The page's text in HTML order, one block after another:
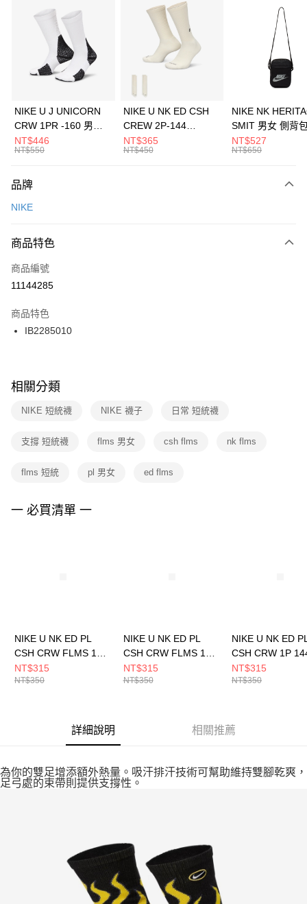
3 期 0 利率 每期 21家銀行
合作金庫商業銀行
第一商業銀行
華南商業銀行
彰化商業銀行
上海商業儲蓄銀行
元大商業銀行
台灣樂天信用卡公司
Apple Pay
全盈+PAY
AFTEE先享後付
【關於「AFTEE先享後付」】
便利好安心！
３．安心：先確認商品／服務後，再付款。
【「AFTEE先享後付」結帳流程】
１．於結帳方式選擇「AFTEE先享後付」後，將跳轉至「AFTEE先享後付」
２．訂單成立數日內，您將收到繳費通知簡訊。
３．收到繳費通知簡訊後14天內，點擊此簡訊中的連結，可透過四大超商／
ATM／網路銀行／等多元方式進行付款，方視為交易完成。
※ 交易是否成功請以「AFTEE先享後付 」之結帳頁面顯示為準，若有關於
是否繳費成功／繳費後需取消欲退款等相關疑問，請聯繫「AFTEE先享後付
客戶支援中心」
https://netprotections.freshdesk.com/support/home
１．透過由恩沛科技股份有限公司提供之「AFTEE先享後付」服務完成之交
權轉讓予恩沛科技股份有限公司。
３．未成年的使用者請事先徵得法定代理人或監護人之同意方可使用
「AFTEE先享後付」，若未經同意申辦者引起之損失，本公司不負相關責
運送方式
每筆NT$100，滿NT$1,500(含以上)免運費
宅配
每筆NT$100，滿NT$1,500(含以上)免運費
付款後門市自取
每筆NT$100，滿NT$1,500(含以上)免運費
NIKE U J UNICORN
CRW 1PR -160 男女
中統襪 FZ3393100
NT$446
NT$550
NIKE U NK ED CSH
CREW 2P-144
EMBRDY 男女 短統襪
FZ3073133
NT$365
NT$450
NIKE NK
SMIT 男女 側背
BA5871010
NT$527
NT$650
品牌
NIKE
商品特色
商品編號
11144285
商品特色
IB2285010
相關分類
NIKE 短統襪 NIKE 襪子 日常 短統襪
支撐 短統襪 flms 男女 csh flms nk flms
flms 短統 pl 男女 ed flms
一 必買清單 一
NIKE U NK ED PL
CSH CRW FLMS 1P-
144 男女 短統襪
IB2285410
NT$315
NT$350
NIKE U NK ED PL
CSH CRW FLMS 1P-
144 男女 短統襪
IB2285657
NT$315
NT$350
NIKE U NK ED
CSH CRW 1P
DBL 男女 短統襪
DD2795113
NT$315
NT$350
詳細說明 相關推薦
為你的雙足增添額外熱量。吸汗排汗技術可幫助維持雙腳乾爽，
足弓處的束帶則提供支撐性。